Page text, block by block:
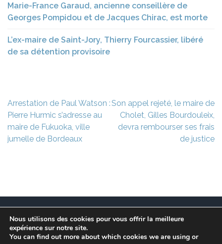
Marie-France Garaud, ancienne conseillère de
Georges Pompidou et de Jacques Chirac, est morte
L’ex-maire de Saint-Jory, Thierry Fourcassier, libéré
de sa détention provisoire
Navigation
de
l’article
Arrestation de Paul Watson :
Pierre Hurmic s’adresse au
maire de Fukuoka, ville
jumelle de Bordeaux
Son appel rejeté, le maire de
Cholet, Gilles Bourdouleix,
devra rembourser ses frais
de justice
Ce site est à l’initiative de l’association des Maires
Franciliens dans un but de recherche et de conservation
Nous utilisons des cookies pour vous offrir la meilleure
expérience sur notre site.
You can find out more about which cookies we are using or